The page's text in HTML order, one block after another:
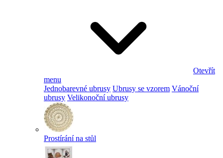
Otevřít
menu
Jednobarevné ubrusy Ubrusy se vzorem Vánoční
ubrusy Velikonoční ubrusy
Prostírání na stůl